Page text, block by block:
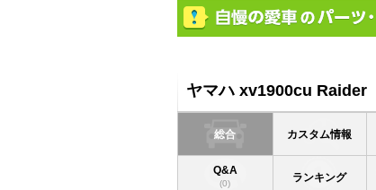
ヤマハ xv1900cu Raider
総合 カスタム情報
Q&A
(0) ランキング